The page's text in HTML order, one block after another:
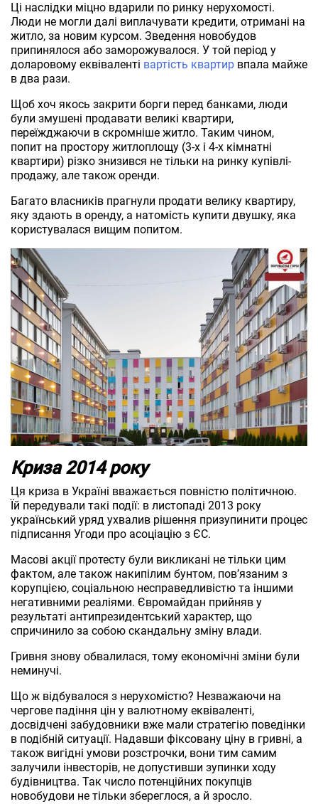
Ці наслідки міцно вдарили по ринку нерухомості.
Люди не могли далі виплачувати кредити, отримані на
житло, за новим курсом. Зведення новобудов
припинялося або заморожувалося. У той період у
доларовому еквіваленті вартість квартир впала майже
в два рази.
Щоб хоч якось закрити борги перед банками, люди
були змушені продавати великі квартири,
переїжджаючи в скромніше житло. Таким чином,
попит на простору житлоплощу (3-х і 4-х кімнатні
квартири) різко знизився не тільки на ринку купівлі-
продажу, але також оренди.
Багато власників прагнули продати велику квартиру,
яку здають в оренду, а натомість купити двушку, яка
користувалася вищим попитом.
Криза 2014 року
Ця криза в Україні вважається повністю політичною.
Їй передували такі події: в листопаді 2013 року
український уряд ухвалив рішення призупинити процес
підписання Угоди про асоціацію з ЄС.
Масові акції протесту були викликані не тільки цим
фактом, але також накипілим бунтом, пов’язаним з
корупцією, соціальною несправедливістю та іншими
негативними реаліями. Євромайдан прийняв у
результаті антипрезидентський характер, що
спричинило за собою скандальну зміну влади.
Гривня знову обвалилася, тому економічні зміни були
неминучі.
Що ж відбувалося з нерухомістю? Незважаючи на
чергове падіння цін у валютному еквіваленті,
досвідчені забудовники вже мали стратегію поведінки
в подібній ситуації. Надавши фіксовану ціну в гривні, а
також вигідні умови розстрочки, вони тим самим
залучили інвесторів, не допустивши зупинки ходу
будівництва. Так число потенційних покупців
новобудови не тільки збереглося, а й зросло.